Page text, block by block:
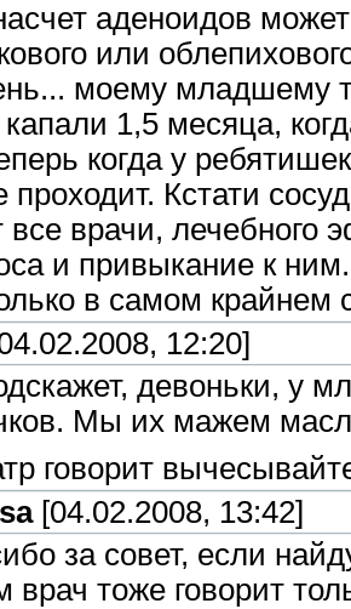
аденоидов
или
моему младшему
1,5 месяца,
когда у
проходит. Кстати
врачи, лечебного
и привыкание к
в самом крайнем
12:20]
девоньки, у
Мы их мажем
говорит
[04.02.2008, 13:42]
за совет, если
врач тоже говорит